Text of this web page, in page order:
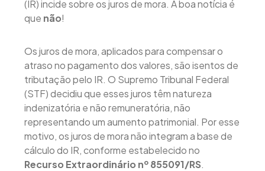
(IR) incide sobre os juros de mora. A boa notícia é
que não!
Os juros de mora, aplicados para compensar o
atraso no pagamento dos valores, são isentos de
tributação pelo IR. O Supremo Tribunal Federal
(STF) decidiu que esses juros têm natureza
indenizatória e não remuneratória, não
representando um aumento patrimonial. Por esse
motivo, os juros de mora não integram a base de
cálculo do IR, conforme estabelecido no
Recurso Extraordinário nº 855091/RS.